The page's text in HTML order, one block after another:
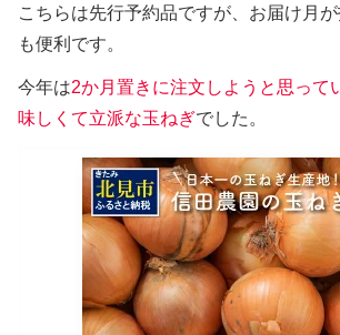
こちらは先行予約品ですが、お届け月
も便利です。
今年は2か月置きに注文しようと思って
味しくて立派な玉ねぎでした。